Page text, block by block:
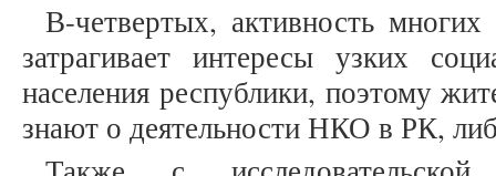
В-четвертых, активность
затрагивает интересы узких
населения республики, поэтому
знают о деятельности НКО в РК,